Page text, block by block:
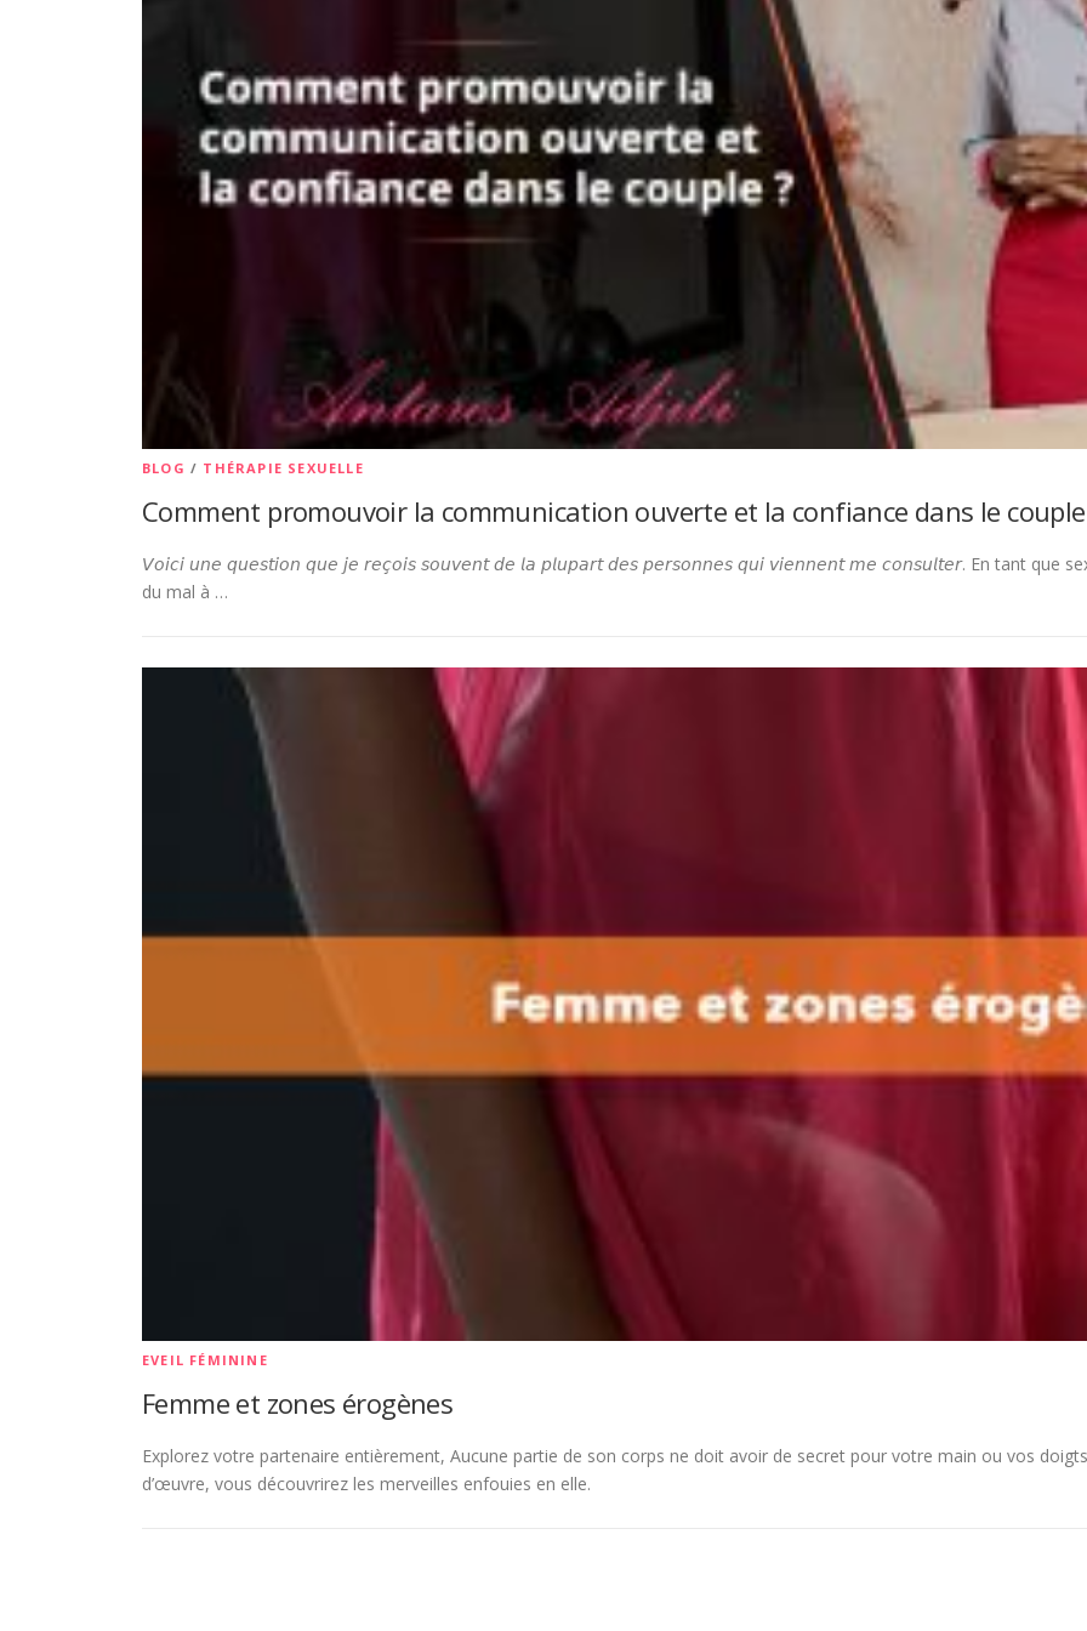
BLOG / THÉRAPIE SEXUELLE
Comment promouvoir la communication ouverte et la confiance dans le
𝘝𝘰𝘪𝘤𝘪 𝘶𝘯𝘦 𝘲𝘶𝘦𝘴𝘵𝘪𝘰𝘯 𝘲𝘶𝘦 𝘫𝘦 𝘳𝘦𝘤̧𝘰𝘪𝘴 𝘴𝘰𝘶𝘷𝘦𝘯𝘵 𝘥𝘦 𝘭𝘢 𝘱𝘭𝘶𝘱𝘢𝘳𝘵 𝘥𝘦𝘴 𝘱𝘦𝘳𝘴𝘰𝘯𝘯𝘦𝘴 𝘲𝘶𝘪 𝘷𝘪𝘦𝘯𝘯𝘦𝘯𝘵 𝘮𝘦 𝘤𝘰𝘯𝘴𝘶𝘭𝘵𝘦𝘳. En tant que
du mal à …
EVEIL FÉMININE
Femme et zones érogènes
Explorez votre partenaire entièrement, Aucune partie de son corps ne doit avoir de secret pour votre main ou vos
d’œuvre, vous découvrirez les merveilles enfouies en elle.